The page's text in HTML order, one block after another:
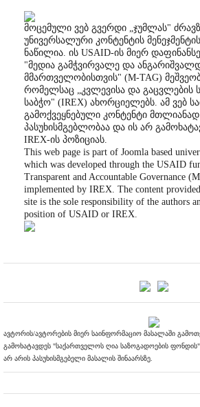
მოცემული ვებ გვერდი „ჯუმლას"
უნივერსალური კონტენტის
ნაწილია. ის USAID-ის მიერ
"მედია გამჭვირვალე და
მმართველობისთვის" (M-TAG)
რომელსაც „კვლევისა და გაცვლების
საბჭო" (IREX) ახორციელებს. ამ ვებ
გამოქვეყნებული კონტენტი
პასუხისმგებლობაა და ის არ
IREX-ის პოზიციას.
This web page is part of Joomla based
which was developed through the USAID
Transparent and Accountable Governance
implemented by IREX. The content
site is the sole responsibility of the authors
position of USAID or IREX.
ავტორის/ავტორების მიერ საინფორმაციო მასალაში
გამოხატავდეს "საქართველოს ღია საზოგადოების ფონდის"
არ არის პასუხისმგებელი მასალის შინაარსზე.